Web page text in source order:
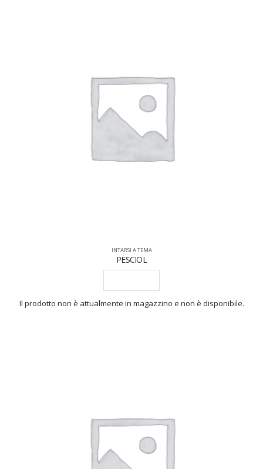
INTARSI A TEMA
PESCIOL
Il prodotto non è attualmente in magazzino e non è disponibile.